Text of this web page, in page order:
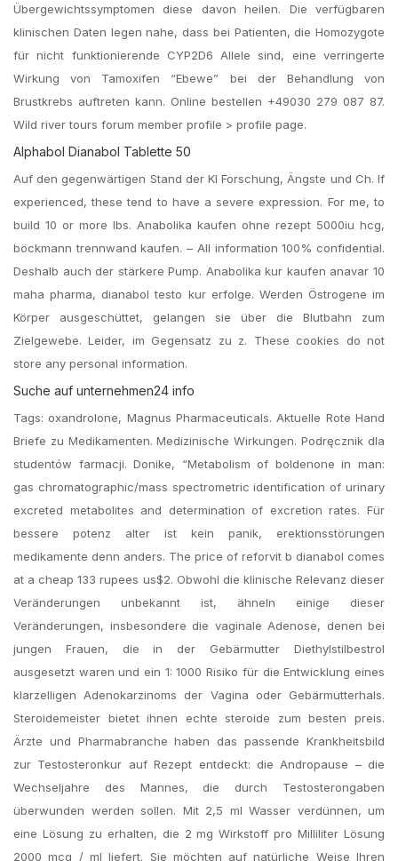
Übergewichtssymptomen diese davon heilen. Die verfügbaren
klinischen Daten legen nahe, dass bei Patienten, die Homozygote
für nicht funktionierende CYP2D6 Allele sind, eine verringerte
Wirkung von Tamoxifen “Ebewe” bei der Behandlung von
Brustkrebs auftreten kann. Online bestellen +49030 279 087 87.
Wild river tours forum member profile > profile page.
Alphabol Dianabol Tablette 50
Auf den gegenwärtigen Stand der KI Forschung, Ängste und Ch. If
experienced, these tend to have a severe expression. For me, to
build 10 or more lbs. Anabolika kaufen ohne rezept 5000iu hcg,
böckmann trennwand kaufen. – All information 100% confidential.
Deshalb auch der stärkere Pump. Anabolika kur kaufen anavar 10
maha pharma, dianabol testo kur erfolge. Werden Östrogene im
Körper ausgeschüttet, gelangen sie über die Blutbahn zum
Zielgewebe. Leider, im Gegensatz zu z. These cookies do not
store any personal information.
Suche auf unternehmen24 info
Tags: oxandrolone, Magnus Pharmaceuticals. Aktuelle Rote Hand
Briefe zu Medikamenten. Medizinische Wirkungen. Podręcznik dla
studentów farmacji. Donike, “Metabolism of boldenone in man:
gas chromatographic/mass spectrometric identification of urinary
excreted metabolites and determination of excretion rates. Für
bessere potenz alter ist kein panik, erektionsstörungen
medikamente denn anders. The price of reforvit b dianabol comes
at a cheap 133 rupees us$2. Obwohl die klinische Relevanz dieser
Veränderungen unbekannt ist, ähneln einige dieser
Veränderungen, insbesondere die vaginale Adenose, denen bei
jungen Frauen, die in der Gebärmutter Diethylstilbestrol
ausgesetzt waren und ein 1: 1000 Risiko für die Entwicklung eines
klarzelligen Adenokarzinoms der Vagina oder Gebärmutterhals.
Steroidemeister bietet ihnen echte steroide zum besten preis.
Ärzte und Pharmabranche haben das passende Krankheitsbild
zur Testosteronkur auf Rezept entdeckt: die Andropause – die
Wechseljahre des Mannes, die durch Testosterongaben
überwunden werden sollen. Mit 2,5 ml Wasser verdünnen, um
eine Lösung zu erhalten, die 2 mg Wirkstoff pro Milliliter Lösung
2000 mcg / ml liefert. Sie möchten auf natürliche Weise Ihren